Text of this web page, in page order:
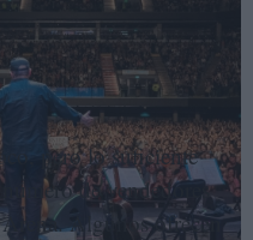
regreso a Buenos Aires tras
el Movistar Arena el 11 de
pero lo suficiente
de vendedores
Algunos ofrecen